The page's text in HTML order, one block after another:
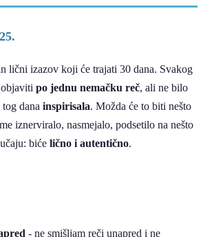
lični izazov koji će trajati 30 dana. Svakog
po jednu nemačku reč, ali ne bilo
dana inspirisala. Možda će to biti nešto
iznerviralo, nasmejalo, podsetilo na nešto
biće lično i autentično.
- ne smišljam reči unapred i ne